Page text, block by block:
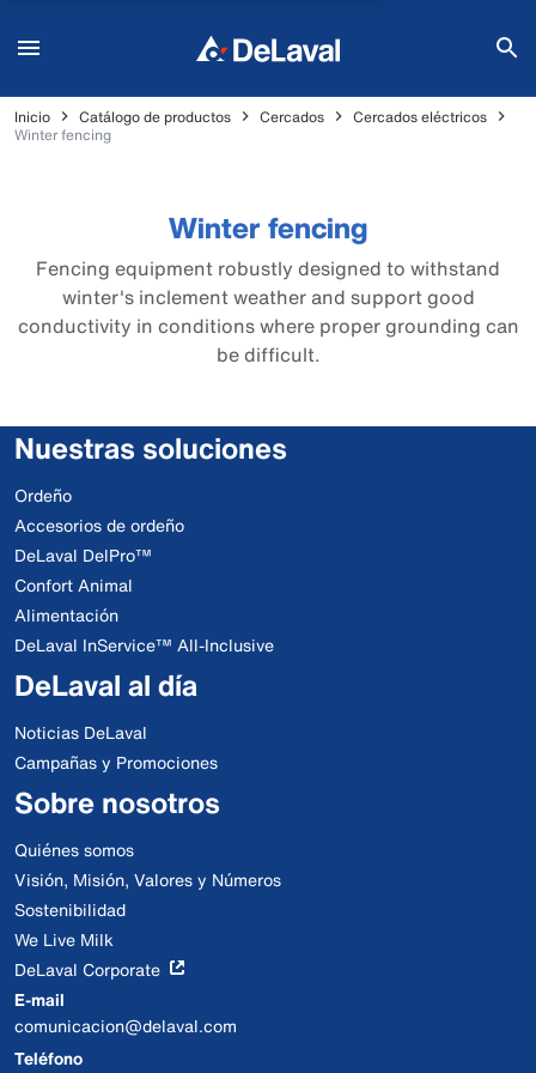
Inicio Catálogo de productos Cercados
Cercados eléctricos
Winter fencing
Winter fencing
Fencing equipment robustly designed to withstand
winter's inclement weather and support good
conductivity in conditions where proper grounding can
be difficult.
Nuestras soluciones
Ordeño
Accesorios de ordeño
DeLaval DelPro™
Confort Animal
Alimentación
DeLaval InService™ All-Inclusive
DeLaval al día
Noticias DeLaval
Campañas y Promociones
Sobre nosotros
Quiénes somos
Visión, Misión, Valores y Números
Sostenibilidad
We Live Milk
DeLaval Corporate
E-mail
comunicacion@delaval.com
Teléfono